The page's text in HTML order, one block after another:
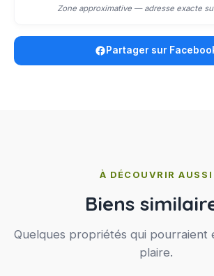
Zone approximative — adresse exacte
Partager sur
À DÉCOUVRIR AUSSI
Biens
Quelques propriétés qui pourraient
plaire.